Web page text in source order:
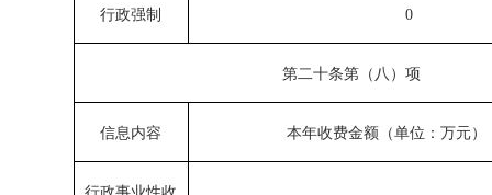
行政强制 0
第二十条第（八）项
信息内容 本年收费金额（单位：万元）